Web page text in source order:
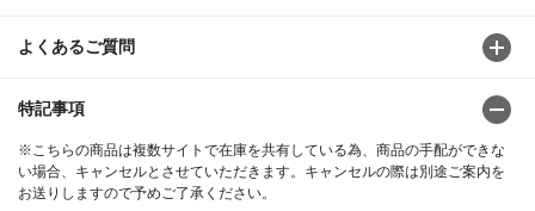
よくあるご質問
特記事項
※こちらの商品は複数サイトで在庫を共有している為、商品の手配ができな
い場合、キャンセルとさせていただきます。キャンセルの際は別途ご案内を
お送りしますので予めご了承ください。